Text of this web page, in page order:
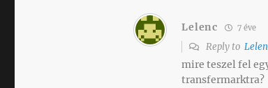
Lelenc 7 éve
Reply to
mire teszel fel
transfermarktra?